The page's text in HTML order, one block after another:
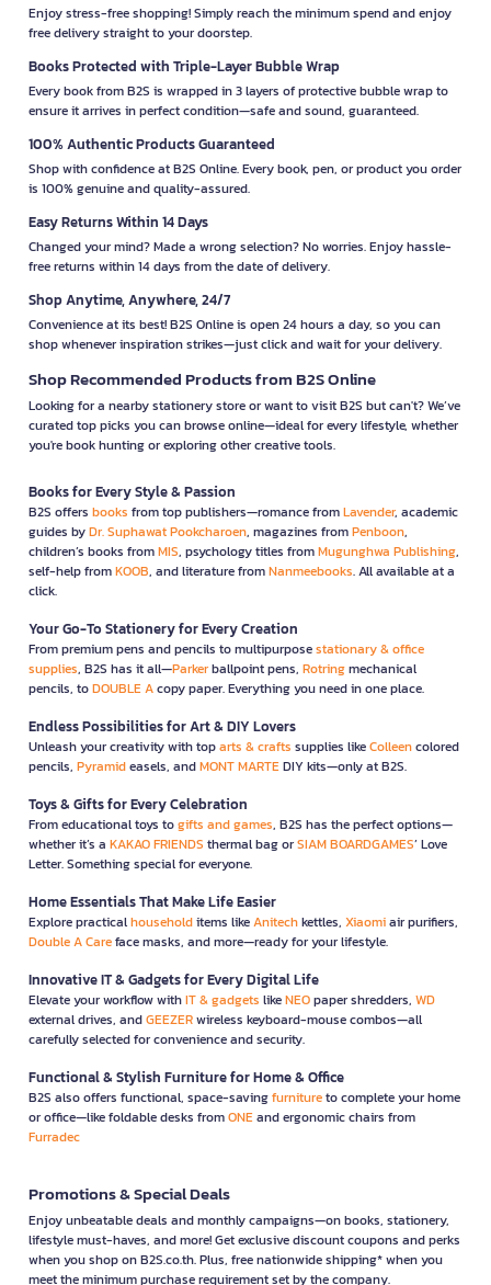
Enjoy stress-free shopping! Simply reach the minimum spend and enjoy
free delivery straight to your doorstep.
Books Protected with Triple-Layer Bubble Wrap
Every book from B2S is wrapped in 3 layers of protective bubble wrap to
ensure it arrives in perfect condition—safe and sound, guaranteed.
100% Authentic Products Guaranteed
Shop with confidence at B2S Online. Every book, pen, or product you order
is 100% genuine and quality-assured.
Easy Returns Within 14 Days
Changed your mind? Made a wrong selection? No worries. Enjoy hassle-
free returns within 14 days from the date of delivery.
Shop Anytime, Anywhere, 24/7
Convenience at its best! B2S Online is open 24 hours a day, so you can
shop whenever inspiration strikes—just click and wait for your delivery.
Shop Recommended Products from B2S Online
Looking for a nearby stationery store or want to visit B2S but can't? We’ve
curated top picks you can browse online—ideal for every lifestyle, whether
you're book hunting or exploring other creative tools.
Books for Every Style & Passion
B2S offers books from top publishers—romance fromLavender, academic
guides byDr. Suphawat Pookcharoen, magazines fromPenboon,
children’s books fromMIS, psychology titles fromMugunghwa Publishing,
self-help fromKOOB, and literature fromNanmeebooks. All available at a
click.
Your Go-To Stationery for Every Creation
From premium pens and pencils to multipurposestationary & office
supplies, B2S has it all—Parkerballpoint pens, Rotringmechanical
pencils, toDOUBLE Acopy paper. Everything you need in one place.
Endless Possibilities for Art & DIY Lovers
Unleash your creativity with toparts & crafts supplies likeColleencolored
pencils, Pyramideasels, andMONT MARTEDIY kits—only at B2S.
Toys & Gifts for Every Celebration
From educational toys togifts and games, B2S has the perfect options—
whether it’s a KAKAO FRIENDS thermal bag orSIAM BOARDGAMES’ Love
Letter. Something special for everyone.
Home Essentials That Make Life Easier
Explore practicalhouseholditems likeAnitechkettles, Xiaomiair purifiers,
Double A Careface masks, and more—ready for your lifestyle.
Innovative IT & Gadgets for Every Digital Life
Elevate your workflow withIT & gadgets likeNEOpaper shredders, WD
external drives, andGEEZERwireless keyboard-mouse combos—all
carefully selected for convenience and security.
Functional & Stylish Furniture for Home & Office
B2S also offers functional, space-savingfurnitureto complete your home
or office—like foldable desks fromONEand ergonomic chairs from
Furradec
Promotions & Special Deals
Enjoy unbeatable deals and monthly campaigns—on books, stationery,
lifestyle must-haves, and more! Get exclusive discount coupons and perks
when you shop on B2S.co.th. Plus, free nationwide shipping* when you
meet the minimum purchase requirement set by the company.